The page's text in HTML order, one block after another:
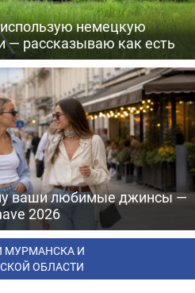
немецкую
— рассказываю как есть
ваши любимые джинсы —
2026
МУРМАНСКА И
ОБЛАСТИ